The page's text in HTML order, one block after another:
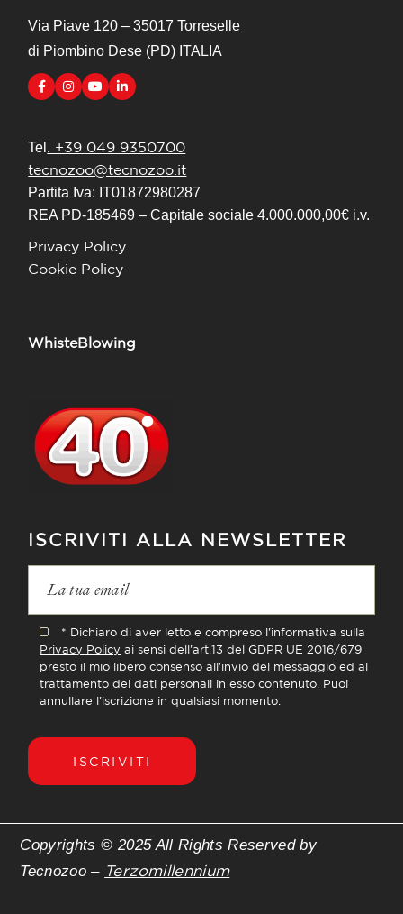
Via Piave 120 – 35017 Torreselle
di Piombino Dese (PD) ITALIA
Tel
. +39 049 9350700
tecnozoo@tecnozoo.it
Partita Iva: IT01872980287
REA PD-185469 – Capitale sociale 4.000.000,00€ i.v.
Privacy Policy
Cookie Policy
WhisteBlowing
ISCRIVITI ALLA NEWSLETTER
* Dichiaro di aver letto e compreso l'informativa sulla
Privacy Policy ai sensi dell'art.13 del GDPR UE 2016/679
presto il mio libero consenso all'invio del messaggio ed al
trattamento dei dati personali in esso contenuto. Puoi
annullare l'iscrizione in qualsiasi momento.
ISCRIVITI
Copyrights © 2025 All Rights Reserved by
Tecnozoo – Terzomillennium